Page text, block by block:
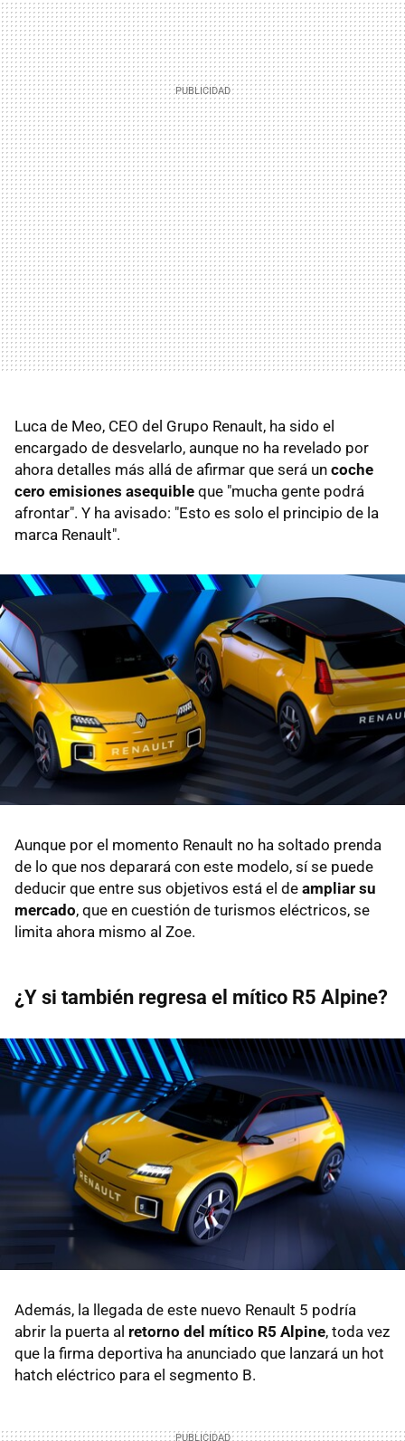
Luca de Meo, CEO del Grupo Renault, ha sido el
encargado de desvelarlo, aunque no ha revelado por
ahora detalles más allá de afirmar que será un coche
cero emisiones asequible que "mucha gente podrá
afrontar". Y ha avisado: "Esto es solo el principio de la
marca Renault".
Aunque por el momento Renault no ha soltado prenda
de lo que nos deparará con este modelo, sí se puede
deducir que entre sus objetivos está el de ampliar su
mercado, que en cuestión de turismos eléctricos, se
limita ahora mismo al Zoe.
¿Y si también regresa el mítico R5 Alpine?
Además, la llegada de este nuevo Renault 5 podría
abrir la puerta al retorno del mítico R5 Alpine, toda vez
que la firma deportiva ha anunciado que lanzará un hot
hatch eléctrico para el segmento B.